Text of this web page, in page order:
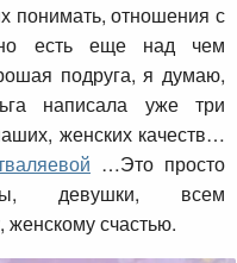
понимать, отношения с
есть еще над чем
подруга, я думаю,
написала уже три
женских качеств…
…Это просто
девушки, всем
счастью.